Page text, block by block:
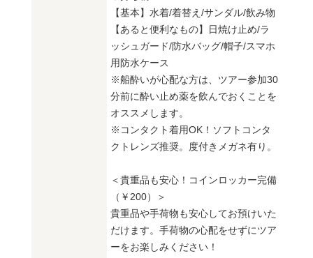
【基本】水着/着替え/サンダル/飲み物
【あると便利なもの】日焼け止め/ラ
ッシュガード/防水バッグ/帽子/スマホ
用防水ケース
※船酔いが心配な方は、ツアー参加30
分前に酔い止め薬を飲んでおくことを
オススメします。
※コンタクト着用OK！ソフトコンタ
クトレンズ推奨。度付きメガネ有り。
＜貴重品も安心！コインロッカー完備
（￥200）＞
貴重品や手荷物も安心してお預けいた
だけます。手荷物の心配をせずにツア
ーをお楽しみください！